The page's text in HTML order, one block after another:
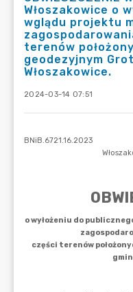
Włoszakowice o
wglądu projektu
terenów
geodezyjnym
Włoszakowice.
2024-03-14 07:51